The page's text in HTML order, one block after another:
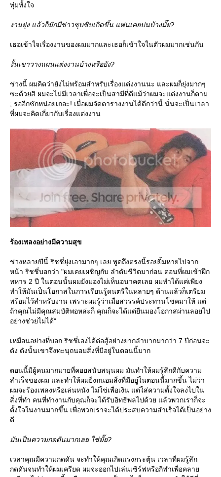
ทุ่มทั้งใจ
งานยุ่ง แล้วก็มักมีข่าวซุบซิบเกิดขึ้น แฟนเคยบ่นบ้างมั๊ย?
เธอเข้าใจเรื่องงานของผมมากและเธอก็เข้าใจในตัวผมมากเช่นกัน
งั้นเขาวางแผนแต่งงานบ้างหรือยัง?
ช่วงนี้ ผมคิดว่ายังไม่พร้อมสำหรับเรื่องแต่งงานนะ และผมก็ยุ่งมากๆ
ซะด้วยสิ ผมจะไม่มีเวลาเพื่อจะเป็นสามีที่ดีแม้ว่าผมจะแต่งงานก็ตาม
; รออีกซักหน่อยเถอะ! เมื่อผมจัดตารางงานได้ดีกว่านี้ นั่นจะเป็นเวลา
ที่ผมจะคิดเกี่ยวกับเรื่องแต่งงาน
ร้องเพลงอย่างมีความสุข
ช่วงหลายปีนี้ ริชชี่ยุ่งเอามากๆ เลย พูดถึงตรงนี้รอยยิ้มหายไปจาก
หน้า ริชชี่บอกว่า "ผมเคยเผชิญกับ ลำดับชีวิตมาก่อน ตอนที่ผมเข้าฝึก
ทหาร 2 ปี ในตอนนั้นผมยังมองไม่เห็นอนาคตเลย ผมทำได้แค่เพียง
ทำให้มันเป็นโอกาสในการเรียนรู้ดนตรีในหลายๆ ด้านแล้วก็เตรียม
พร้อมไว้สำหรับงาน เพราะผมรู้ว่าเมื่อสวรรค์ประทานโชคมาให้ แต่
ถ้าคุณไม่มีคุณสมบัติพอหล่ะก็ คุณก็จะได้แต่ยืนมองโอกาสผ่านลอยไป
อย่างช่วยไม่ได้"
เหมือนอย่างที่บอก ริชชี่เองได้ต่อสู้อย่างยากลำบากมากว่า 7 ปีก่อนจะ
ดัง ดังนั้นเขาจึงทะนุถนอมสิ่งที่มีอยู่ในตอนนี้มาก
ตอนนี้มีผู้คนมากมายที่คอยสนับสนุนผม มันทำให้ผมรู้สึกดีกับความ
สำเร็จของผม และทำให้ผมยิ่งถนอมสิ่งที่มีอยู่ในตอนนี้มากขึ้น ไม่ว่า
ผมจะร้องเพลงหรือเล่นหนัง ไม่ใช่เพื่อเงิน แต่ใส่ความตั้งใจลงไปใน
สิ่งที่ทำ คนที่ทำงานกับคุณก็จะได้รับอิทธิพลไปด้วย แล้วพวกเราก็จะ
ตั้งใจในงานมากขึ้น เพื่อพวกเราจะได้ประสบความสำเร็จได้เป็นอย่าง
ดี
มันเป็นความกดดันมากเลย ใช่มั๊ย?
เวลาคุณมีความกดดัน จะทำให้คุณเกิดแรงกระตุ้น เวลาที่ผมรู้สึก
กดดันจนทำให้ผมเครียด ผมจะออกไปเล่นเซิร์ฟหรือกีฬาเพื่อคลา